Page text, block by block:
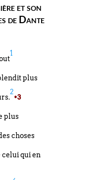
et son
de Dante
1
plus
2
•3
plus
choses
celui qui en